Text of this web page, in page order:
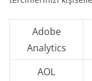
Adobe
Analytics
AOL